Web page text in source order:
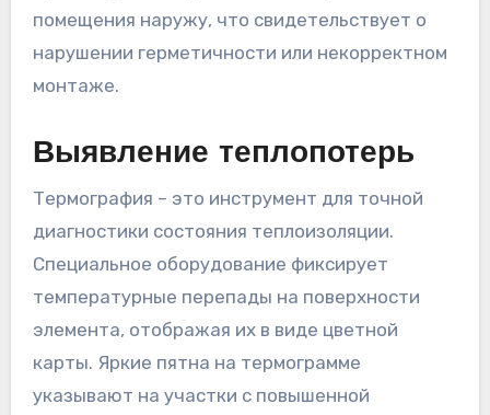
помещения наружу, что свидетельствует о
нарушении герметичности или некорректном
монтаже.
Выявление теплопотерь
Термография – это инструмент для точной
диагностики состояния теплоизоляции.
Специальное оборудование фиксирует
температурные перепады на поверхности
элемента, отображая их в виде цветной
карты. Яркие пятна на термограмме
указывают на участки с повышенной